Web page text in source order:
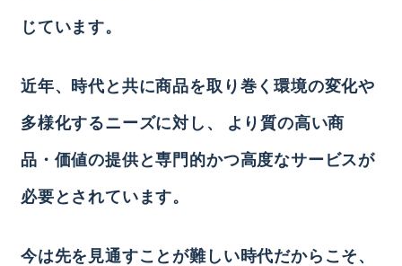
じています。
近年、時代と共に商品を取り巻く環境の変化や
多様化するニーズに対し、
より質の高い商
品・価値の提供と専門的かつ高度なサービスが
必要とされています。
今は先を見通すことが難しい時代だからこそ、